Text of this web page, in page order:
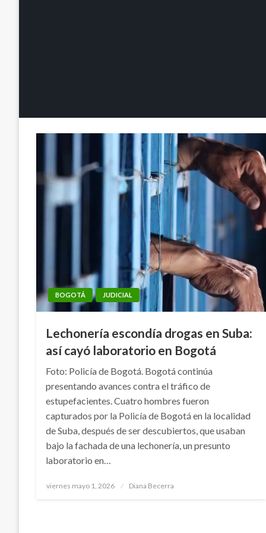
BOGOTÁ JUDICIAL
Lechonería escondía drogas en Suba:
así cayó laboratorio en Bogotá
Foto: Policía de Bogotá. Bogotá continúa
presentando avances contra el tráfico de
estupefacientes. Cuatro hombres fueron
capturados por la Policía de Bogotá en la localidad
de Suba, después de ser descubiertos, que usaban
bajo la fachada de una lechonería, un presunto
laboratorio en…
Publicado
viernes mayo 1, 2026 Diana Becerra